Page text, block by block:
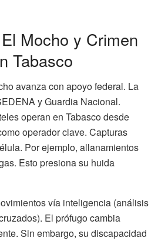
Mocho y Crimen
Tabasco
avanza con apoyo federal. La
y Guardia Nacional.
operan en Tabasco desde
operador clave. Capturas
Por ejemplo, allanamientos
Esto presiona su huida
vía inteligencia (análisis
El prófugo cambia
Sin embargo, su discapacidad